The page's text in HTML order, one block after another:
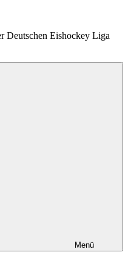
Deutschen Eishockey Liga
Menü